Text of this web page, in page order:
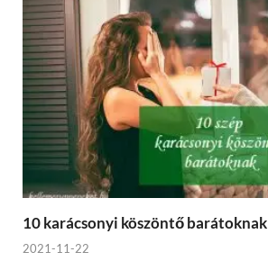
10 karácsonyi köszöntő barátoknak
2021-11-22